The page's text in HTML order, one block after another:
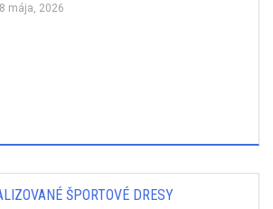
mája, 2026
ŠPORTOVÉ DRESY